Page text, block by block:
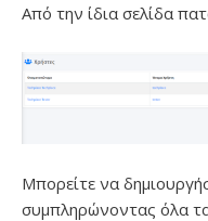
Από την ίδια σελίδα
Μπορείτε να
συμπληρώνοντας όλα